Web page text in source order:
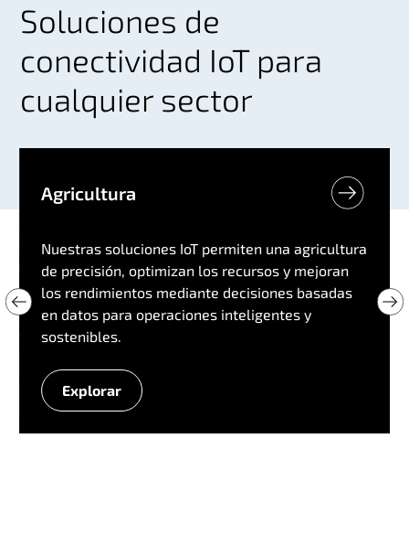
Soluciones de
conectividad IoT para
cualquier sector
Agricultura
Nuestras soluciones IoT permiten una agricultura
de precisión, optimizan los recursos y mejoran
los rendimientos mediante decisiones basadas
en datos para operaciones inteligentes y
sostenibles.
Explorar
A